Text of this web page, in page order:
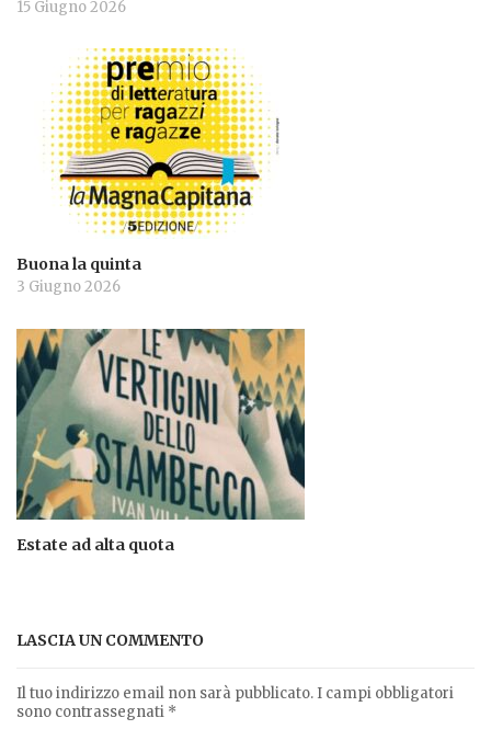
15 Giugno 2026
Buona la quinta
3 Giugno 2026
Estate ad alta quota
LASCIA UN COMMENTO
Il tuo indirizzo email non sarà pubblicato. I campi obbligatori
sono contrassegnati *